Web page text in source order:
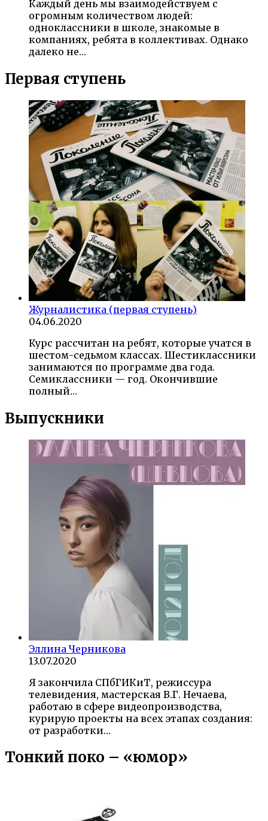
Каждый день мы взаимодействуем с
огромным количеством людей:
одноклассники в школе, знакомые в
компаниях, ребята в коллективах. Однако
далеко не…
Первая ступень
Журналистика (первая ступень)
04.06.2020
Курс рассчитан на ребят, которые учатся в
шестом-седьмом классах. Шестиклассники
занимаются по программе два года.
Семиклассники — год. Окончившие
полный…
Выпускники
Эллина Черникова
13.07.2020
Я закончила СПбГИКиТ, режиссура
телевидения, мастерская В.Г. Нечаева,
работаю в сфере видеопроизводства,
курирую проекты на всех этапах создания:
от разработки…
Тонкий поко – «юмор»